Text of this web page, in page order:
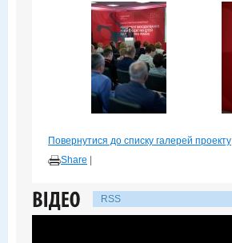
Повернутися до списку галерей проекту
Share
RSS